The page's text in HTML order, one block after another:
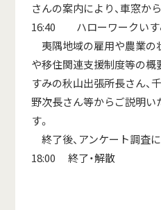
さんの案内により、車窓か
16:40 ハローワークいすみ
夷隅地域の雇用や農業の
や移住関連支援制度等の概
すみの秋山出張所長さん、
野次長さん等からご説明い
す。
終了後、アンケート調査
18:00 終了・解散